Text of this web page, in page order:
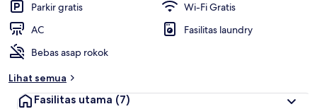
Eksterior
Parkir gratis
Wi-Fi Gratis
AC
Fasilitas laundry
Bebas asap rokok
Lihat semua
Fasilitas utama (7)